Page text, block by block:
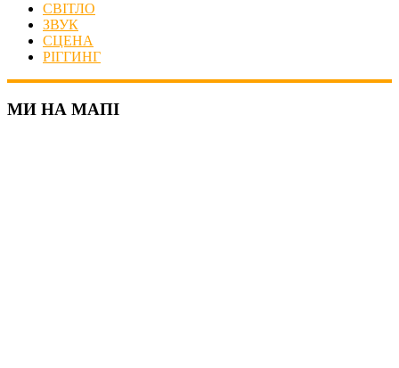
СВІТЛО
ЗВУК
СЦЕНА
РІГГИНГ
МИ НА МАПІ